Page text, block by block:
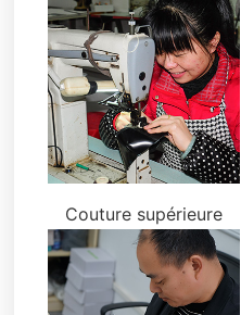
Couture supérieure